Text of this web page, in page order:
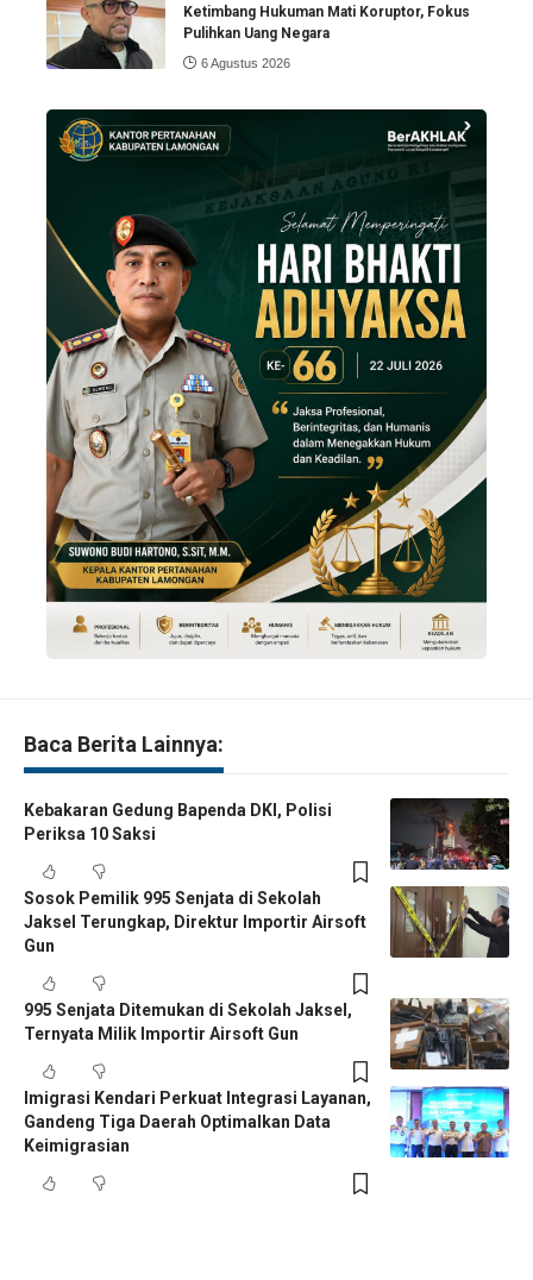
Ketimbang Hukuman Mati Koruptor, Fokus
Pulihkan Uang Negara
6 Agustus 2026
Baca Berita Lainnya:
Kebakaran Gedung Bapenda DKI, Polisi
Periksa 10 Saksi
Sosok Pemilik 995 Senjata di Sekolah
Jaksel Terungkap, Direktur Importir Airsoft
Gun
995 Senjata Ditemukan di Sekolah Jaksel,
Ternyata Milik Importir Airsoft Gun
Imigrasi Kendari Perkuat Integrasi Layanan,
Gandeng Tiga Daerah Optimalkan Data
Keimigrasian